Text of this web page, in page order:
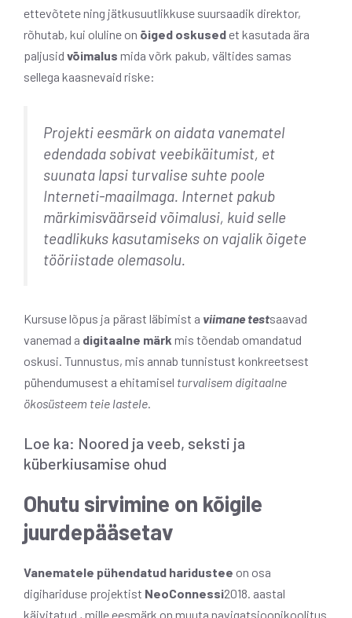
ettevõtete ning jätkusuutlikkuse suursaadik direktor,
rõhutab, kui oluline on õiged oskusedet kasutada ära
paljusid võimalus mida võrk pakub, vältides samas
sellega kaasnevaid riske:
Projekti eesmärk on aidata vanematel
edendada sobivat veebikäitumist, et
suunata lapsi turvalise suhte poole
Interneti-maailmaga. Internet pakub
märkimisväärseid võimalusi, kuid selle
teadlikuks kasutamiseks on vajalik õigete
tööriistade olemasolu.
Kursuse lõpus ja pärast läbimist a viimane testsaavad
vanemad a digitaalne märk mis tõendab omandatud
oskusi. Tunnustus, mis annab tunnistust konkreetsest
pühendumusest a ehitamisel turvalisem digitaalne
ökosüsteem teie lastele.
Loe ka: Noored ja veeb, seksti ja
küberkiusamise ohud
Ohutu sirvimine on kõigile
juurdepääsetav
Vanematele pühendatud haridustee on osa
digihariduse projektist NeoConnessi2018. aastal
käivitatud , mille eesmärk on muuta navigatsioonikoolitus